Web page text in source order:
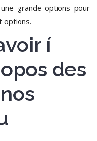
grande options pour
options.
í
des